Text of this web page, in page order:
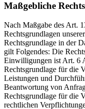
Maßgebliche
Nach Maßgabe des Art.
Rechtsgrundlagen
Rechtsgrundlage in der
gilt Folgendes: Die
Einwilligungen ist Art. 6
Rechtsgrundlage für die
Leistungen und
Beantwortung von
Rechtsgrundlage für die
rechtlichen